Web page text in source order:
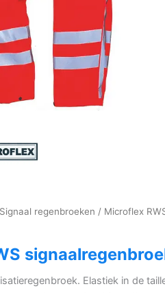
Signaal regenbroeken / Microflex
Elastiek in de